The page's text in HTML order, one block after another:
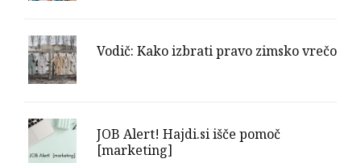
Vodič: Kako izbrati pravo zimsko vrečo
JOB Alert! Hajdi.si išče pomoč
[marketing]